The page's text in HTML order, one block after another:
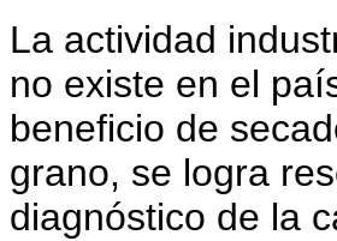
La actividad
no existe en el
beneficio de
grano, se logra
diagnóstico de la